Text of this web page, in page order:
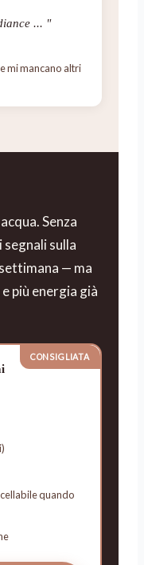
... "
mi mancano altri
Senza
sulla
— ma
più energia già
CONSIGLIATA
quando